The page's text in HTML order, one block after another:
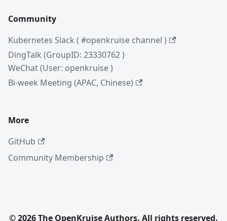
Community
Kubernetes Slack ( #openkruise channel )
DingTalk (GroupID: 23330762 )
WeChat (User: openkruise )
Bi-week Meeting (APAC, Chinese)
More
GitHub
Community Membership
© 2026 The OpenKruise Authors. All rights reserved.